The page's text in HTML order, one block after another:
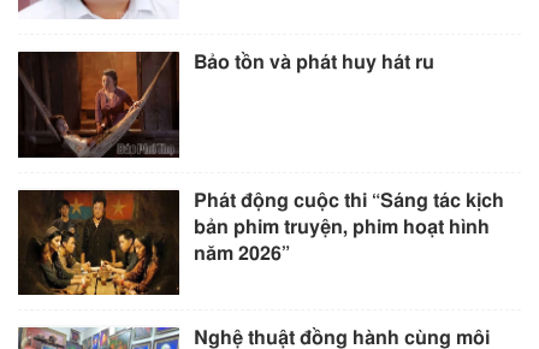
Bảo tồn và phát huy hát ru
Phát động cuộc thi “Sáng tác kịch
bản phim truyện, phim hoạt hình
năm 2026”
Nghệ thuật đồng hành cùng môi